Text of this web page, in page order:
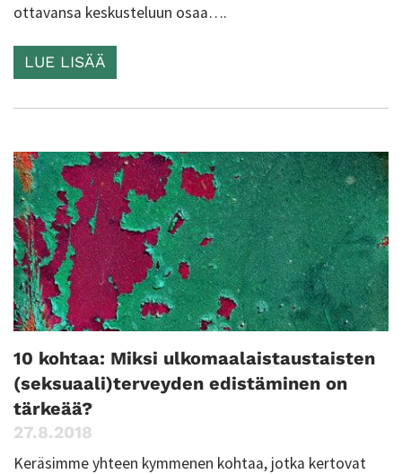
ottavansa keskusteluun osaa….
LUE LISÄÄ
10 kohtaa: Miksi ulkomaalaistaustaisten
(seksuaali)terveyden edistäminen on
tärkeää?
27.8.2018
Keräsimme yhteen kymmenen kohtaa, jotka kertovat